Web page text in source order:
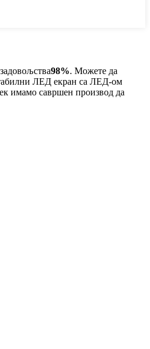
98%. Можете да
ЛЕД екран са ЛЕД-ом
имамо савршен производ да